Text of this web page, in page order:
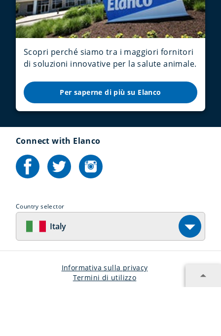
Scopri perché siamo tra i maggiori fornitori
di soluzioni innovative per la salute animale.
Per saperne di più su Elanco
Connect with Elanco
Country selector
Italy
Informativa sulla privacy
Termini di utilizzo